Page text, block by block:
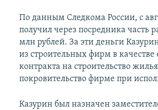
По данным Следкома России, с
получил через посредника часть
млн рублей. За эти деньги
из строительных фирм в
контракта на строительство
покровительство фирме при
Казурин был назначен